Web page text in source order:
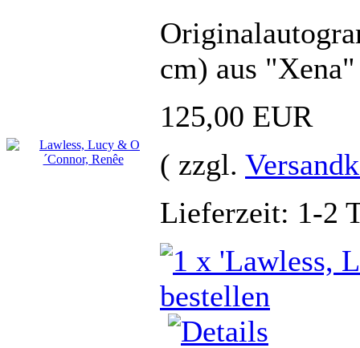
cm) aus "Xena"
125,00 EUR
( zzgl.
Lieferzeit: 1-2